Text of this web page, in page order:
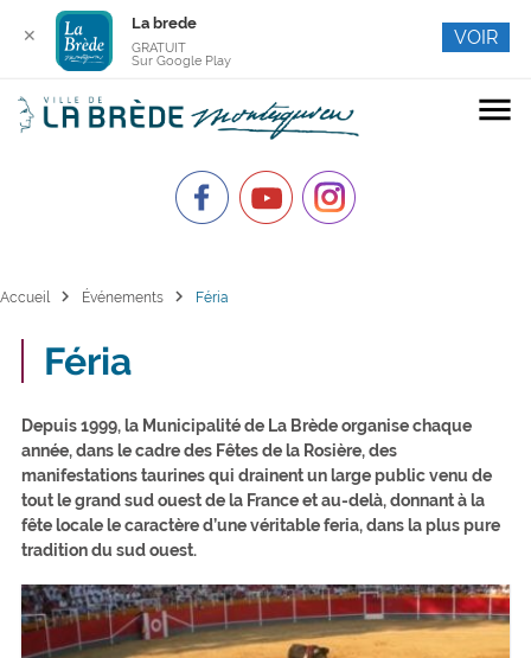
menu
Accueil chevron_right Événements chevron_right Féria
Féria
Depuis 1999, la Municipalité de La Brède organise chaque
année, dans le cadre des Fêtes de la Rosière, des
manifestations taurines qui drainent un large public venu de
tout le grand sud ouest de la France et au-delà, donnant à la
fête locale le caractère d’une véritable feria, dans la plus pure
tradition du sud ouest.
✕
La brede
GRATUIT
Sur Google Play
VOIR